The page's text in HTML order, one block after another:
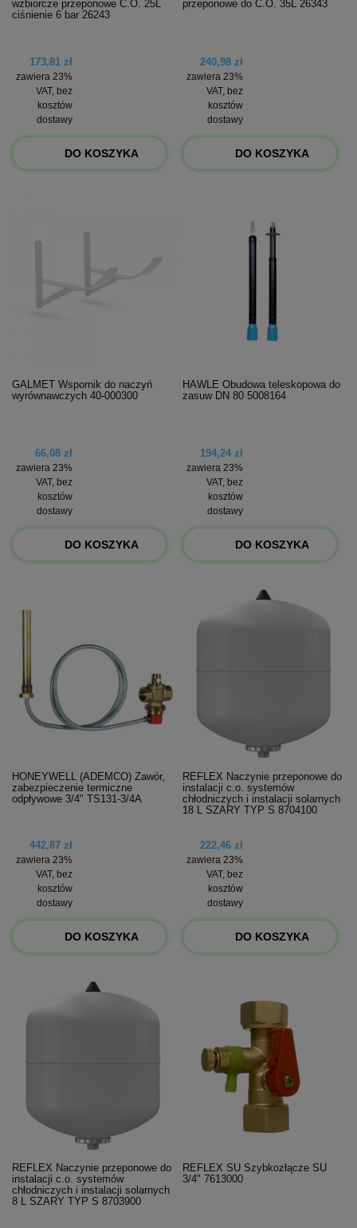
wzbiorcze przeponowe C.O. 25L
ciśnienie 6 bar 26243
173,81 zł
zawiera 23%
VAT, bez
kosztów
dostawy
DO KOSZYKA
przeponowe do C.O. 35L 26343
240,98 zł
zawiera 23%
VAT, bez
kosztów
dostawy
DO KOSZYKA
GALMET Wspornik do naczyń
wyrównawczych 40-000300
66,08 zł
zawiera 23%
VAT, bez
kosztów
dostawy
DO KOSZYKA
HAWLE Obudowa teleskopowa do
zasuw DN 80 5008164
194,24 zł
zawiera 23%
VAT, bez
kosztów
dostawy
DO KOSZYKA
HONEYWELL (ADEMCO) Zawór,
zabezpieczenie termiczne
odpływowe 3/4" TS131-3/4A
442,87 zł
zawiera 23%
VAT, bez
kosztów
dostawy
DO KOSZYKA
REFLEX Naczynie przeponowe do
instalacji c.o. systemów
chłodniczych i instalacji solarnych
18 L SZARY TYP S 8704100
222,46 zł
zawiera 23%
VAT, bez
kosztów
dostawy
DO KOSZYKA
REFLEX Naczynie przeponowe do
instalacji c.o. systemów
chłodniczych i instalacji solarnych
8 L SZARY TYP S 8703900
REFLEX SU Szybkozłącze SU
3/4" 7613000